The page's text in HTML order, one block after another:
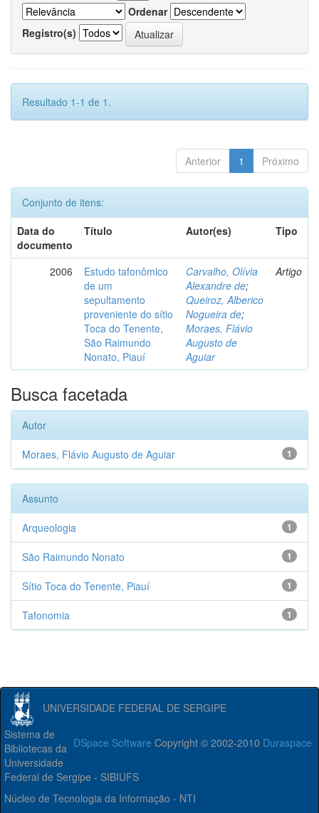
Ordenar
Registro(s)
Resultado 1-1 de 1.
Anterior 1 Próximo
Conjunto de itens:
Data do
documento
Título Autor(es) Tipo
2006
Estudo tafonômico
de um
sepultamento
proveniente do sítio
Toca do Tenente,
São Raimundo
Nonato, Piauí
Carvalho, Olívia
Alexandre de;
Queiroz, Alberico
Nogueira de;
Moraes, Flávio
Augusto de
Aguiar
Artigo
Busca facetada
Autor
1
Moraes, Flávio Augusto de Aguiar
Assunto
1
Arqueologia
1
São Raimundo Nonato
1
Sítio Toca do Tenente, Piauí
1
Tafonomia
UNIVERSIDADE FEDERAL DE SERGIPE
DSpace Software Copyright © 2002-2010 Duraspace
Sistema de
Bibliotecas da
Universidade
Federal de Sergipe - SIBIUFS
Núcleo de Tecnologia da Informação - NTI